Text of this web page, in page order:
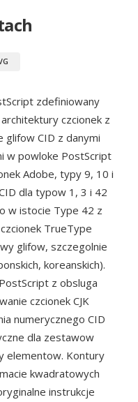
zdefiniowany
czcionek z
glifow CID z danymi
w powloke PostScript
Adobe, typy 9, 10 i
dla typow 1, 3 i 42
w istocie Type 42 z
TrueType
glifow, szczegolnie
koreanskich).
z obsluga
czcionek CJK
numerycznego CID
dla zestawow
elementow. Kontury
kwadratowych
instrukcje